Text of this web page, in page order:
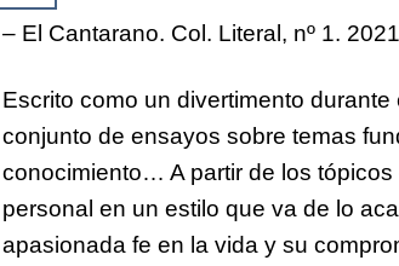
– El Cantarano. Col. Literal, nº 1.
Escrito como un divertimento
conjunto de ensayos sobre temas
conocimiento… A partir de los
personal en un estilo que va de lo
apasionada fe en la vida y su